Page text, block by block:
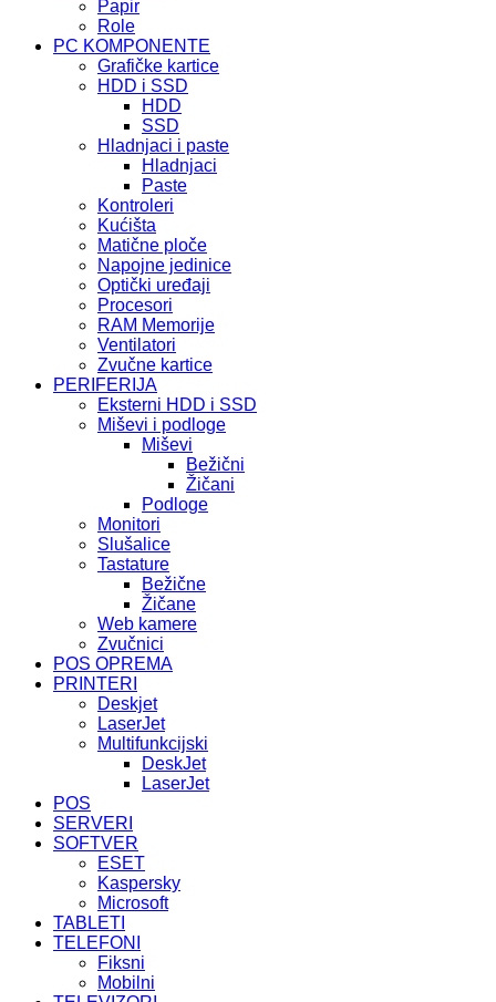
Papir
Role
PC KOMPONENTE
Grafičke kartice
HDD i SSD
HDD
SSD
Hladnjaci i paste
Hladnjaci
Paste
Kontroleri
Kućišta
Matične ploče
Napojne jedinice
Optički uređaji
Procesori
RAM Memorije
Ventilatori
Zvučne kartice
PERIFERIJA
Eksterni HDD i SSD
Miševi i podloge
Miševi
Bežični
Žičani
Podloge
Monitori
Slušalice
Tastature
Bežične
Žičane
Web kamere
Zvučnici
POS OPREMA
PRINTERI
Deskjet
LaserJet
Multifunkcijski
DeskJet
LaserJet
POS
SERVERI
SOFTVER
ESET
Kaspersky
Microsoft
TABLETI
TELEFONI
Fiksni
Mobilni